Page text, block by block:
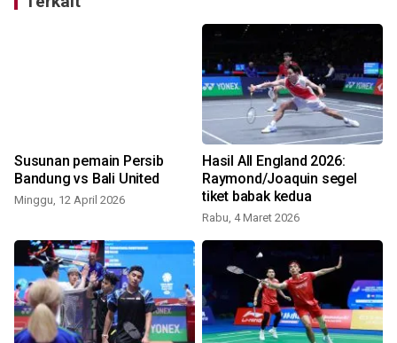
Susunan pemain Persib
Bandung vs Bali United
Minggu, 12 April 2026
Hasil All England 2026:
Raymond/Joaquin segel
tiket babak kedua
Rabu, 4 Maret 2026